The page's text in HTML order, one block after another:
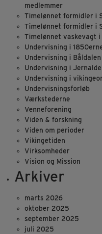
medlemmer
Timelønnet formidler i
Timelønnet formidler i
Timelønnet vaskevagt
Undervisning i
Undervisning i Båldalen
Undervisning i
Undervisning i
Undervisningsforløb
Værkstederne
Venneforening
Viden & forskning
Viden om perioder
Vikingetiden
Virksomheder
Vision og Mission
Arkiver
marts 2026
oktober 2025
september 2025
juli 2025